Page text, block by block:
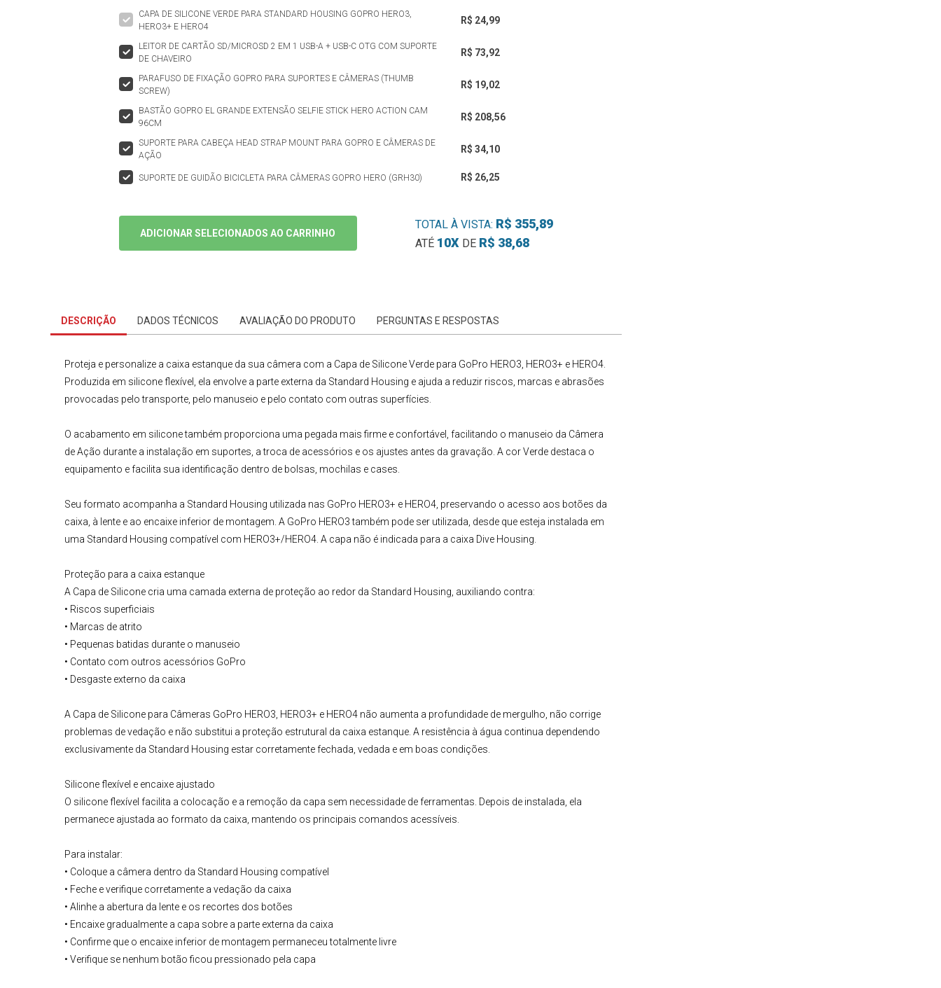
CAPA DE SILICONE VERDE PARA STANDARD HOUSING GOPRO HERO3,
HERO3+ E HERO4
R$ 24,99
LEITOR DE CARTÃO SD/MICROSD 2 EM 1 USB-A + USB-C OTG COM SUPORTE
DE CHAVEIRO
R$ 73,92
PARAFUSO DE FIXAÇÃO GOPRO PARA SUPORTES E CÂMERAS (THUMB
SCREW)
R$ 19,02
BASTÃO GOPRO EL GRANDE EXTENSÃO SELFIE STICK HERO ACTION CAM
96CM
R$ 208,56
SUPORTE PARA CABEÇA HEAD STRAP MOUNT PARA GOPRO E CÂMERAS DE
AÇÃO
R$ 34,10
SUPORTE DE GUIDÃO BICICLETA PARA CÂMERAS GOPRO HERO (GRH30) R$ 26,25
ADICIONAR SELECIONADOS AO CARRINHO
TOTAL À VISTA: R$ 355,89
ATÉ 10X DE R$ 38,68
DESCRIÇÃO DADOS TÉCNICOS AVALIAÇÃO DO PRODUTO PERGUNTAS E RESPOSTAS
Proteja e personalize a caixa estanque da sua câmera com a Capa de Silicone Verde para GoPro HERO3, HERO3+ e HERO4.
Produzida em silicone flexível, ela envolve a parte externa da Standard Housing e ajuda a reduzir riscos, marcas e abrasões
provocadas pelo transporte, pelo manuseio e pelo contato com outras superfícies.
O acabamento em silicone também proporciona uma pegada mais firme e confortável, facilitando o manuseio da Câmera
de Ação durante a instalação em suportes, a troca de acessórios e os ajustes antes da gravação. A cor Verde destaca o
equipamento e facilita sua identificação dentro de bolsas, mochilas e cases.
Seu formato acompanha a Standard Housing utilizada nas GoPro HERO3+ e HERO4, preservando o acesso aos botões da
caixa, à lente e ao encaixe inferior de montagem. A GoPro HERO3 também pode ser utilizada, desde que esteja instalada em
uma Standard Housing compatível com HERO3+/HERO4. A capa não é indicada para a caixa Dive Housing.
Proteção para a caixa estanque
A Capa de Silicone cria uma camada externa de proteção ao redor da Standard Housing, auxiliando contra:
• Riscos superficiais
• Marcas de atrito
• Pequenas batidas durante o manuseio
• Contato com outros acessórios GoPro
• Desgaste externo da caixa
A Capa de Silicone para Câmeras GoPro HERO3, HERO3+ e HERO4 não aumenta a profundidade de mergulho, não corrige
problemas de vedação e não substitui a proteção estrutural da caixa estanque. A resistência à água continua dependendo
exclusivamente da Standard Housing estar corretamente fechada, vedada e em boas condições.
Silicone flexível e encaixe ajustado
O silicone flexível facilita a colocação e a remoção da capa sem necessidade de ferramentas. Depois de instalada, ela
permanece ajustada ao formato da caixa, mantendo os principais comandos acessíveis.
Para instalar:
• Coloque a câmera dentro da Standard Housing compatível
• Feche e verifique corretamente a vedação da caixa
• Alinhe a abertura da lente e os recortes dos botões
• Encaixe gradualmente a capa sobre a parte externa da caixa
• Confirme que o encaixe inferior de montagem permaneceu totalmente livre
• Verifique se nenhum botão ficou pressionado pela capa